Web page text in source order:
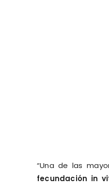
“Una de las
fecundación in